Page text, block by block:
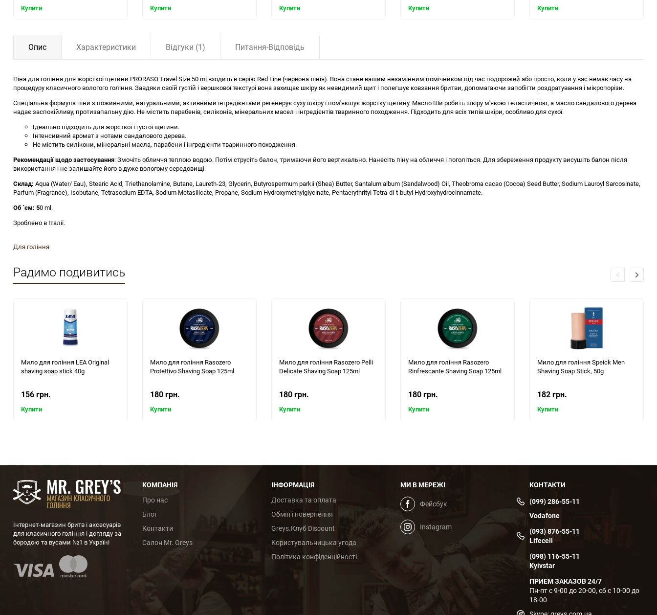
Купити Купити Купити Купити Купити
Опис Характеристики Відгуки (1) Питання-Відповідь
Піна для гоління для жорсткої щетини PRORASO Travel Size 50 ml входить в серію Red Line (червона лінія). Вона стане вашим незамінним помічником під час подорожей або просто, коли у вас немає часу на
процедуру класичного вологого гоління. Завдяки своїй густій і вершкової текстурі вона захищає шкіру як невидимий щит і полегшує ковзання бритви, допомагаючи запобігти роздратування і мікропорізи.
Спеціальна формула піни з поживними, натуральними, активними інгредієнтами регенерує суху шкіру і пом'якшує жорстку щетину. Масло Ши робить шкіру м'якою і еластичною, а масло сандалового дерева
надає заспокійливу, протизапальну дію. Не містить парабенів, силіконів, мінеральних масел і інгредієнтів тваринного походження. Підходить для всіх типів шкіри, особливо для сухої.
Ідеально підходить для жорсткої і густої щетини.
Інтенсивний аромат з нотами сандалового дерева.
Не містить силікони, мінеральні масла, парабени і інгредієнти тваринного походження.
Рекомендації щодо застосування: Змочіть обличчя теплою водою. Потім струсіть балон, тримаючи його вертикально. Нанесіть піну на обличчя і поголіться. Для збереження продукту висушіть балон після
використання і не залишайте його в дуже вологому середовищі.
Склад: Aqua (Water/ Eau), Stearic Acid, Triethanolamine, Butane, Laureth-23, Glycerin, Butyrospermum parkii (Shea) Butter, Santalum album (Sandalwood) Oil, Theobroma cacao (Cocoa) Seed Butter, Sodium Lauroyl Sarcosinate,
Parfum (Fragrance), Isobutane, Tetrasodium EDTA, Sodium Metasilicate, Propane, Sodium Hydroxymethylglycinate, Pentaerythrityl Tetra-di-t-butyl Hydroxyhydrocinnamate.
Об `єм: 50 ml.
Зроблено в Італії.
Для гоління
Радимо подивитись
Мило для гоління LEA Original
shaving soap stick 40g
156 грн.
Купити
Мило для гоління Rasozero
Protettivo Shaving Soap 125ml
180 грн.
Купити
Мило для гоління Rasozero Pelli
Delicate Shaving Soap 125ml
180 грн.
Купити
Мило для гоління Rasozero
Rinfrescante Shaving Soap 125ml
180 грн.
Купити
Мило для гоління Speick Men
Shaving Soap Stick, 50g
182 грн.
Купити
Інтернет-магазин бритв і аксесуарів
для класичного гоління і догляду за
бородою та вусами №1 в Україні
КОМПАНІЯ
Про нас
Блог
Контакти
Салон Mr. Greys
ІНФОРМАЦІЯ
Доставка та оплата
Обмін і повернення
Greys.Клуб Discount
Користувальницька угода
Політика конфіденційності
МИ В МЕРЕЖІ
Фейсбук
Instagram
КОНТАКТИ
(099) 286-55-11
Vodafone
(093) 876-55-11
Lifecell
(098) 116-55-11
Kyivstar
ПРИЕМ ЗАКАЗОВ 24/7
Пн-пт с 9-00 до 20-00, сб с 10-00 до
18-00